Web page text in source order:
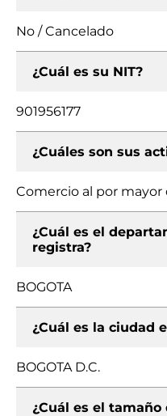
No / Cancelado
¿Cuál es su NIT?
901956177
¿Cuáles son sus
Comercio al por
¿Cuál es el
registra?
BOGOTA
¿Cuál es la ciudad
BOGOTA D.C.
¿Cuál es el tamaño